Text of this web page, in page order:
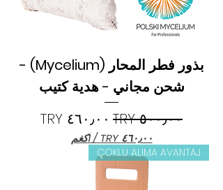
بذور فطر المحار (Mycelium) -
شحن مجاني - هدية كتيب
سعر عادي
سعر البيع
/1كغم
‏
٤
٦
ÇOKLU ALIMA AVANTAJ